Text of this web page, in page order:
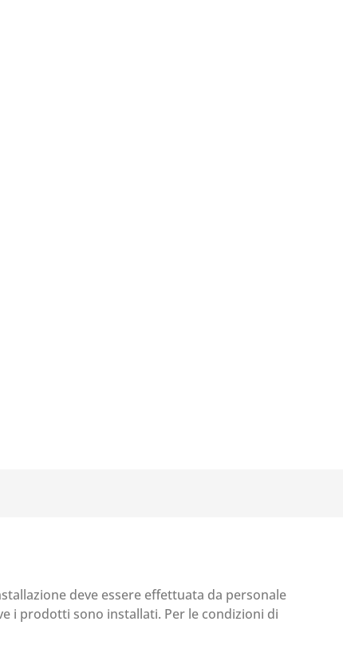
deve essere effettuata da personale
i prodotti sono installati. Per le condizioni di